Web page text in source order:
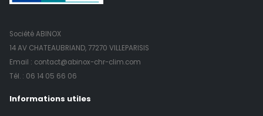
Société ABINOX
14 AV CHATEAUBRIAND, 77270 VILLEPARISIS
Email : contact@abinox-chr-clim.com
Tél. : 06 14 05 66 06
Informations utiles